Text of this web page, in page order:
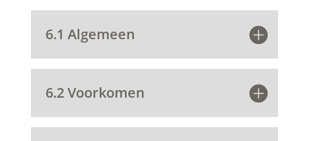
6.1 Algemeen
6.2 Voorkomen